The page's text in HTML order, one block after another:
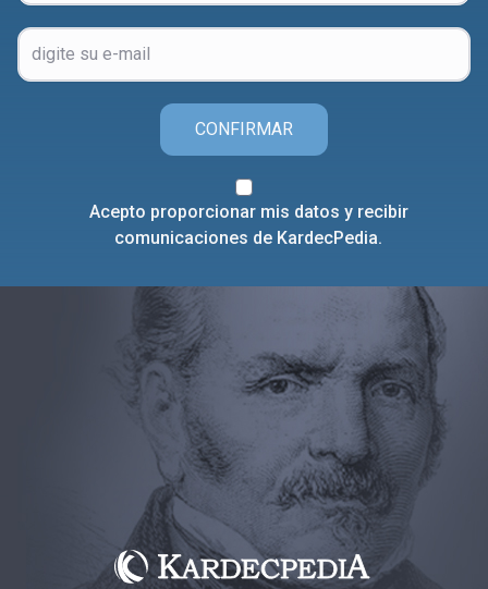
CONFIRMAR
Acepto proporcionar mis datos y recibir
comunicaciones de KardecPedia.